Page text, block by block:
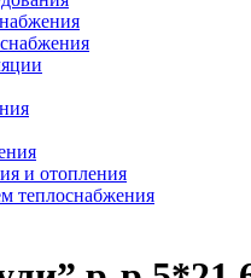
и отопления
теплоснабжения